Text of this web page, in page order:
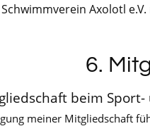
Axolotl
6.
beim
meiner Mitgliedschaft